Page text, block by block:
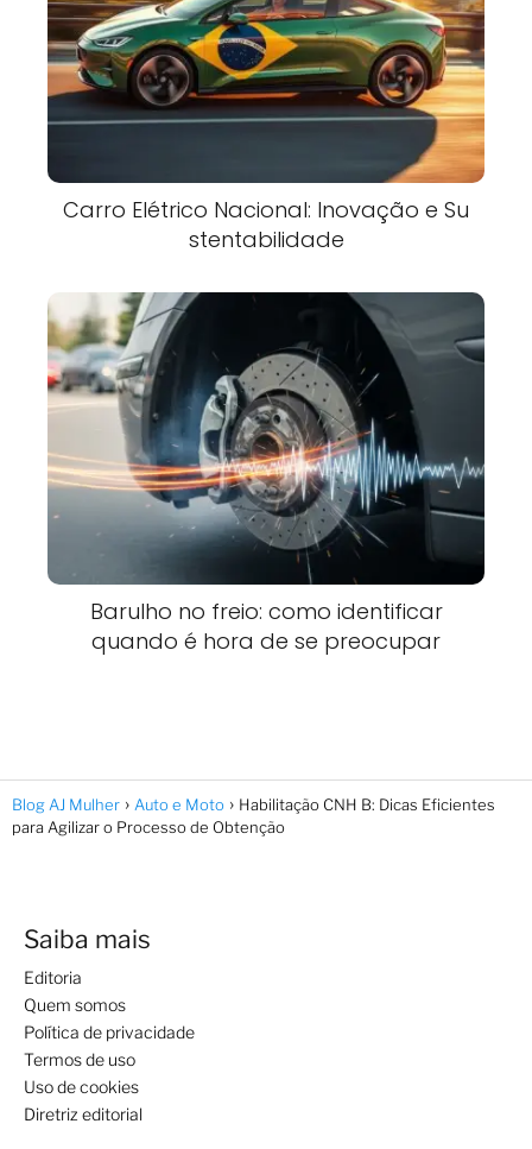
Carro Elétrico Nacional: Inovação e Su
stentabilidade
Barulho no freio: como identificar
quando é hora de se preocupar
Blog AJ Mulher Auto e Moto
Habilitação CNH B: Dicas Eficientes
para Agilizar o Processo de Obtenção
Saiba mais
Editoria
Quem somos
Política de privacidade
Termos de uso
Uso de cookies
Diretriz editorial